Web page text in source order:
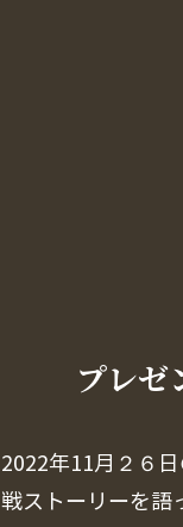
プレ
2022年11月２６
戦ストーリーを語